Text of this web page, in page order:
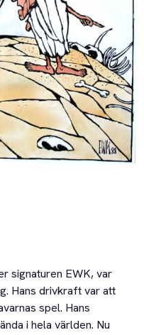
signaturen EWK, var
Hans drivkraft var att
spel. Hans
i hela världen. Nu